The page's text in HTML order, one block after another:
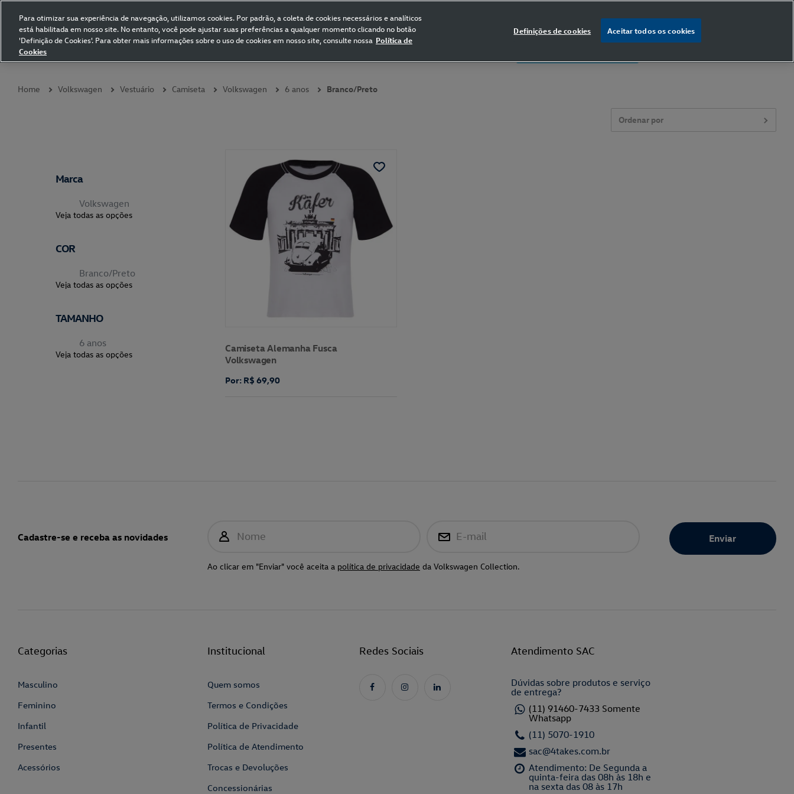
Volkswagen Collection
Coleções
Home Volkswagen Vestuário Camiseta Volkswagen 6 anos Branco/Preto
Ordenar por
Marca
Volkswagen
Veja todas as opções
COR
Branco/Preto
Veja todas as opções
TAMANHO
6 anos
Veja todas as opções
Camiseta Alemanha Fusca
Volkswagen
Por: R$ 69,90
Cadastre-se e receba as novidades Nome E-mail
Ao clicar em "Enviar" você aceita a política de privacidade da Volkswagen Collection.
Categorias
Masculino
Feminino
Infantil
Presentes
Acessórios
Institucional
Quem somos
Termos e Condições
Política de Privacidade
Política de Atendimento
Trocas e Devoluções
Concessionárias
Redes Sociais Atendimento SAC
Dúvidas sobre produtos e serviço
de entrega?
(11) 91460-7433 Somente
Whatsapp
(11) 5070-1910
sac@4takes.com.br
Atendimento: De Segunda a
quinta-feira das 08h às 18h e
na sexta das 08 às 17h
Para otimizar sua experiência de navegação, utilizamos cookies. Por padrão, a coleta de cookies necessários e analíticos
está habilitada em nosso site. No entanto, você pode ajustar suas preferências a qualquer momento clicando no botão
'Definição de Cookies'. Para obter mais informações sobre o uso de cookies em nosso site, consulte nossa Política de
Cookies
Definições de cookies Aceitar todos os cookies